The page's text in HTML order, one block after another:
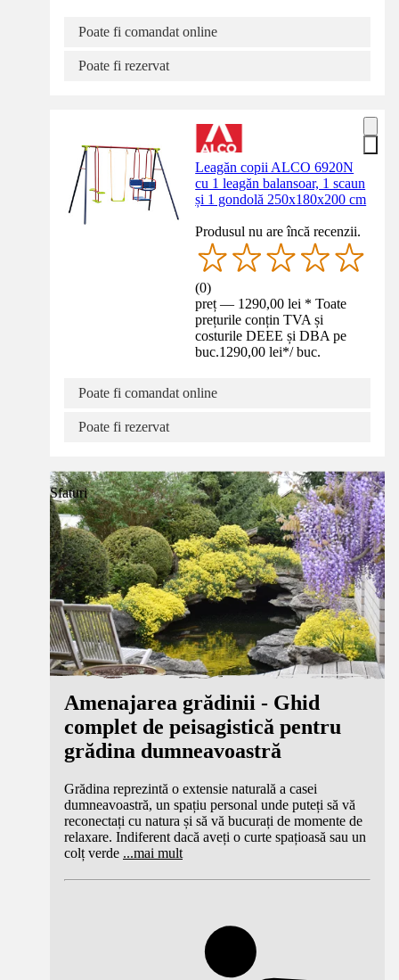
Poate fi comandat online
Poate fi rezervat
Leagăn copii ALCO 6920N
cu 1 leagăn balansoar, 1 scaun
și 1 gondolă 250x180x200 cm
Produsul nu are încă recenzii.
(0)
preț — 1290,00 lei * Toate
prețurile conțin TVA și
costurile DEEE și DBA pe
buc.1290,00 lei*/ buc.
Poate fi comandat online
Poate fi rezervat
Sfaturi
Amenajarea grădinii - Ghid
complet de peisagistică pentru
grădina dumneavoastră
Grădina reprezintă o extensie naturală a casei
dumneavoastră, un spațiu personal unde puteți să vă
reconectați cu natura și să vă bucurați de momente de
relaxare. Indiferent dacă aveți o curte spațioasă sau un
colț verde ...mai mult